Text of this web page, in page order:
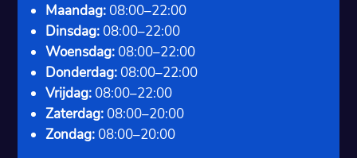
Maandag: 08:00–22:00
Dinsdag: 08:00–22:00
Woensdag: 08:00–22:00
Donderdag: 08:00–22:00
Vrijdag: 08:00–22:00
Zaterdag: 08:00–20:00
Zondag: 08:00–20:00